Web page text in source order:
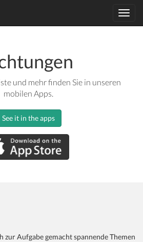
und mehr finden Sie in unseren
mobilen Apps.
See it in the apps
zur Aufgabe gemacht spannende Themen